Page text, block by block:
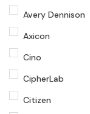
Avery Dennison
Axicon
Cino
CipherLab
Citizen